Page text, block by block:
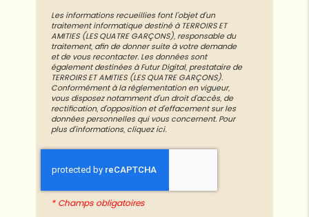
Les informations recueillies font l’objet d’un
traitement informatique destiné àTERROIRS ET
AMITIES (LES QUATRE GARÇONS), responsable du
traitement, afin de donner suite à votre demande
et de vous recontacter. Les données sont
également destinées à Futur Digital, prestataire de
TERROIRS ET AMITIES (LES QUATRE GARÇONS).
Conformément à la réglementation en vigueur,
vous disposez notamment d'un droit d'accès, de
rectification, d'opposition et d'effacement sur les
données personnelles qui vous concernent. Pour
plus d’informations, cliquezici.
* Champs obligatoires